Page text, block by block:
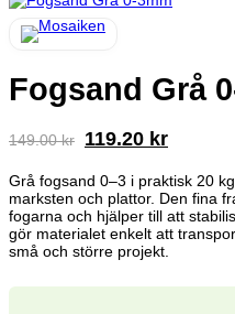
Fogsand Grå
149.00kr
Det
priset
var:
149.00 kr.
119.20 krDet
priset
är:
119.20
Grå fogsand 0–3 i praktisk 20
marksten och plattor. Den fina
fogarna och hjälper till att
gör materialet enkelt att
små och större projekt.